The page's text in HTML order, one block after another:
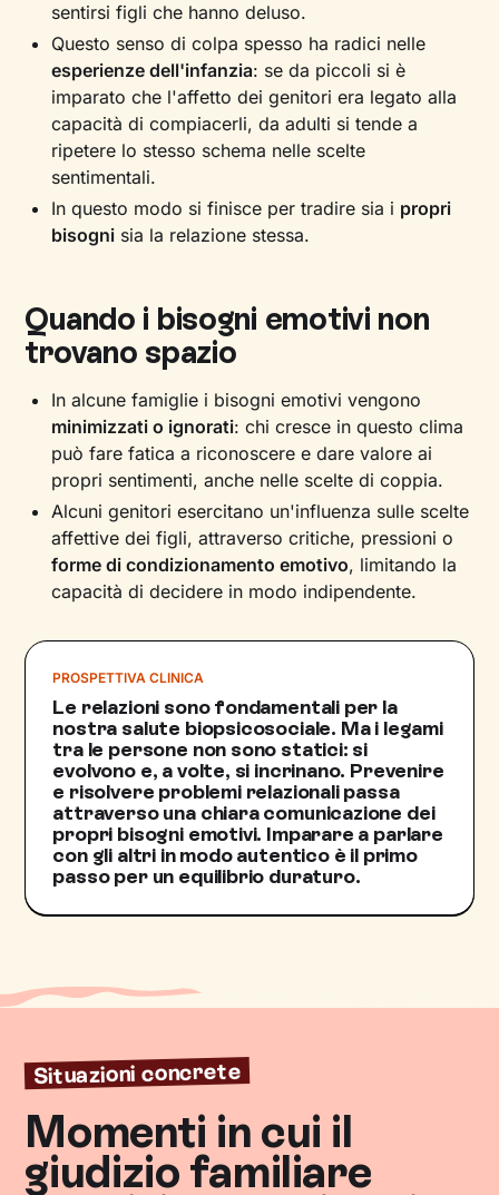
sentirsi figli che hanno deluso.
Questo senso di colpa spesso ha radici nelle
esperienze dell'infanzia: se da piccoli si è
imparato che l'affetto dei genitori era legato alla
capacità di compiacerli, da adulti si tende a
ripetere lo stesso schema nelle scelte
sentimentali.
In questo modo si finisce per tradire sia i propri
bisogni sia la relazione stessa.
Quando i bisogni emotivi non
trovano spazio
In alcune famiglie i bisogni emotivi vengono
minimizzati o ignorati: chi cresce in questo clima
può fare fatica a riconoscere e dare valore ai
propri sentimenti, anche nelle scelte di coppia.
Alcuni genitori esercitano un'influenza sulle scelte
affettive dei figli, attraverso critiche, pressioni o
forme di condizionamento emotivo, limitando la
capacità di decidere in modo indipendente.
PROSPETTIVA CLINICA
Le relazioni sono fondamentali per la
nostra salute biopsicosociale. Ma i legami
tra le persone non sono statici: si
evolvono e, a volte, si incrinano. Prevenire
e risolvere problemi relazionali passa
attraverso una chiara comunicazione dei
propri bisogni emotivi. Imparare a parlare
con gli altri in modo autentico è il primo
passo per un equilibrio duraturo.
Situazioni concrete
Momenti in cui il
giudizio familiare